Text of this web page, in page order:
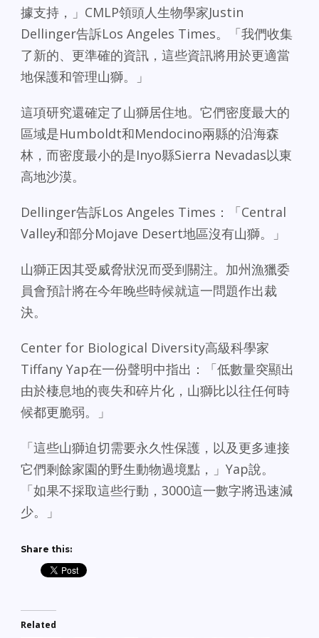
據支持，」CMLP領頭人生物學家Justin
Dellinger告訴Los Angeles Times。「我們收集
了新的、更準確的資訊，這些資訊將用於更適當
地保護和管理山獅。」
這項研究還確定了山獅居住地。它們密度最大的
區域是Humboldt和Mendocino兩縣的沿海森
林，而密度最小的是Inyo縣Sierra Nevadas以東
高地沙漠。
Dellinger告訴Los Angeles Times：「Central
Valley和部分Mojave Desert地區沒有山獅。」
山獅正因其受威脅狀況而受到關注。加州漁獵委
員會預計將在今年晚些時候就這一問題作出裁
決。
Center for Biological Diversity高級科學家
Tiffany Yap在一份聲明中指出：「低數量突顯出
由於棲息地的喪失和碎片化，山獅比以往任何時
候都更脆弱。」
「這些山獅迫切需要永久性保護，以及更多連接
它們剩餘家園的野生動物過境點，」Yap說。
「如果不採取這些行動，3000這一數字將迅速減
少。」
Share this:
Related